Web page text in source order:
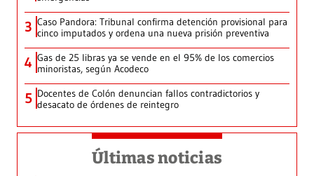
3 Caso Pandora: Tribunal confirma detención provisional para
cinco imputados y ordena una nueva prisión preventiva
4 Gas de 25 libras ya se vende en el 95% de los comercios
minoristas, según Acodeco
5 Docentes de Colón denuncian fallos contradictorios y
desacato de órdenes de reintegro
Últimas noticias